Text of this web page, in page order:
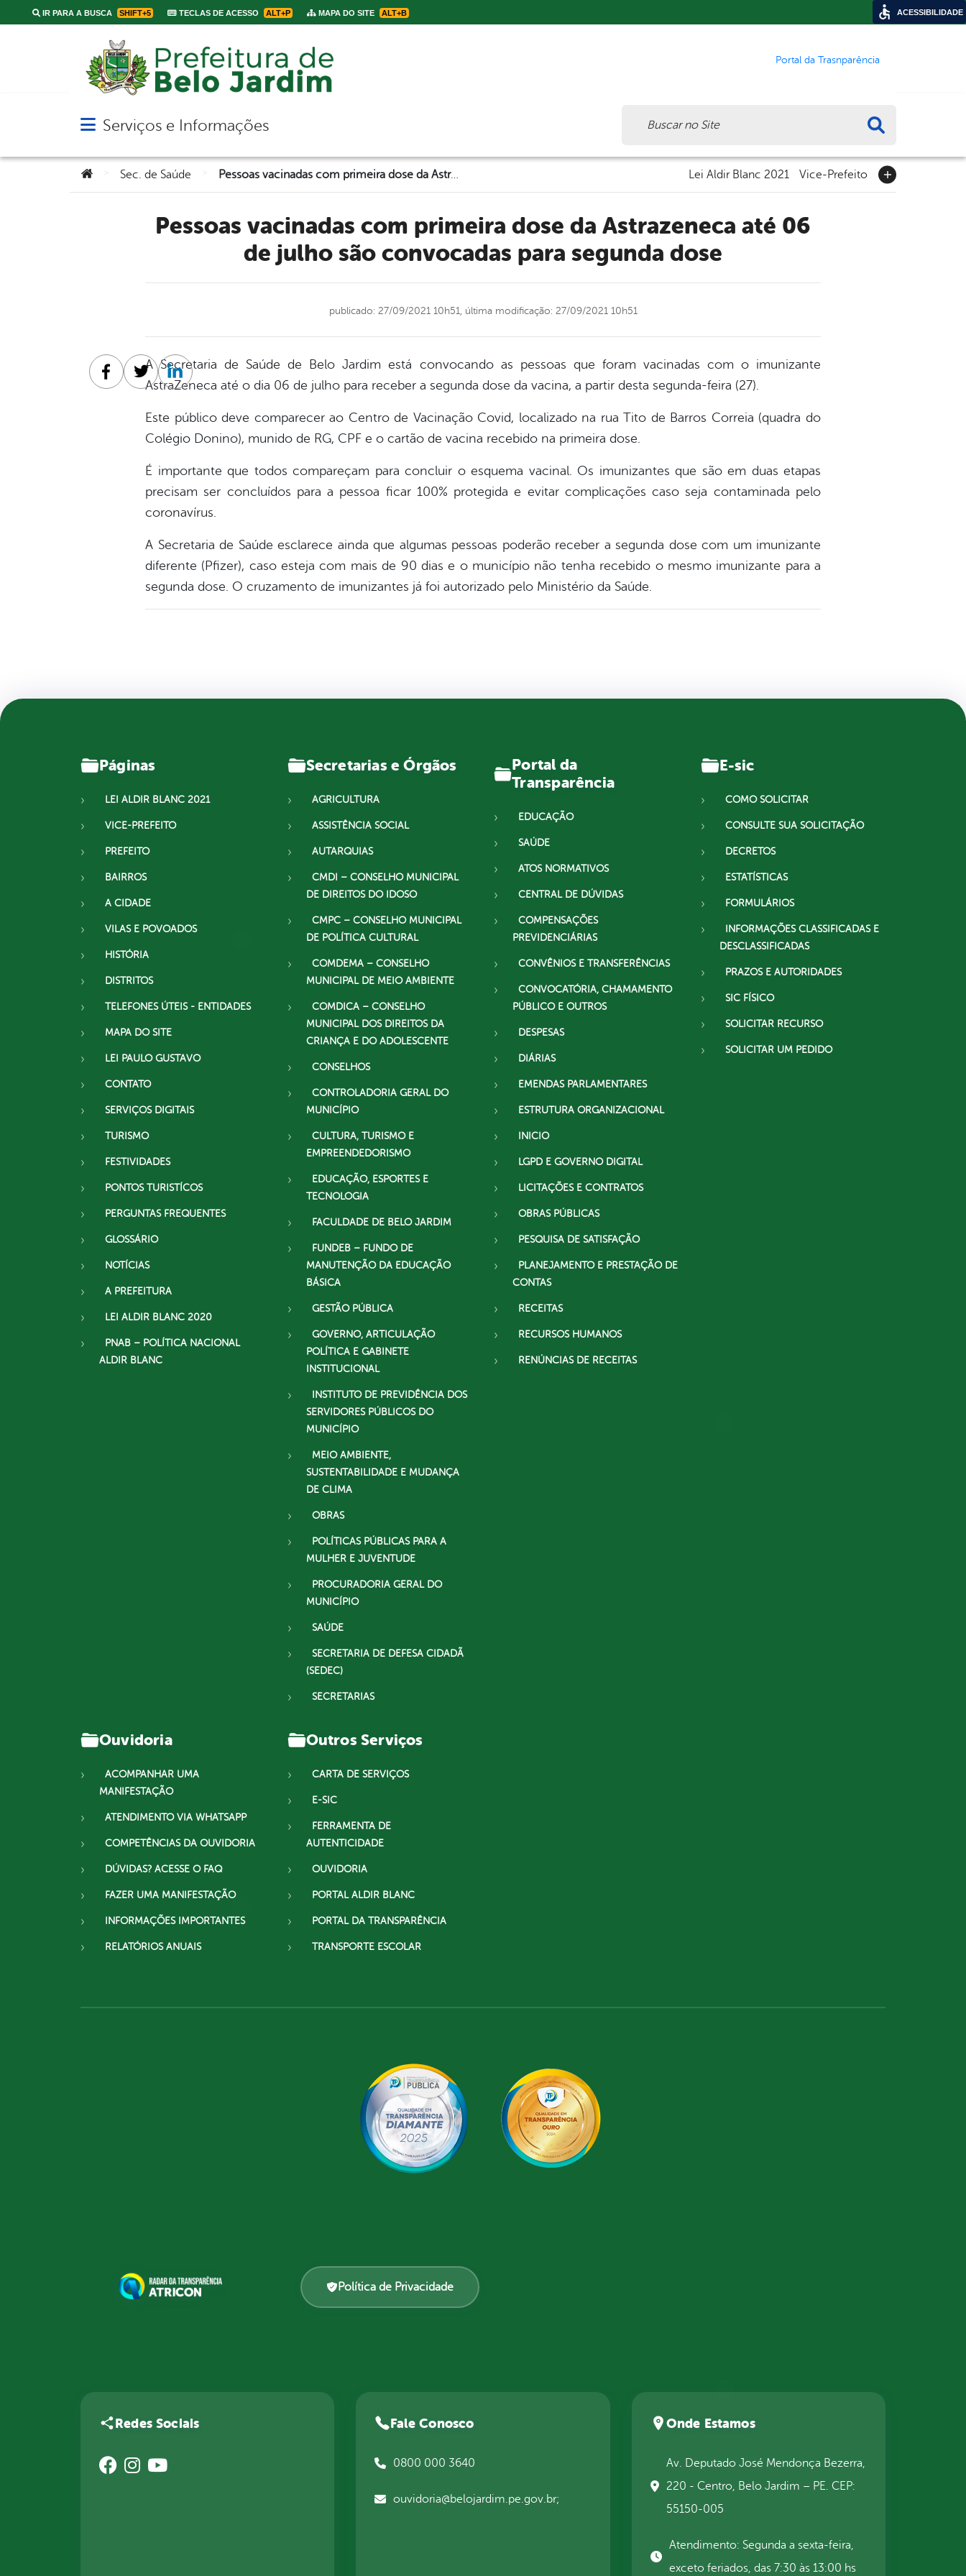
IR PARA A BUSCA SHIFT+5 TECLAS DE ACESSO ALT+P MAPA DO SITE ALT+B
Portal da Trasnparência
Abrir menu principal de navegação
Serviços e Informações
Você está aqui:Sec. de Saúde Pessoas vacinadas com primeira dose da Astrazeneca até 06 de julho são convocadas para segunda dose Lei Aldir Blanc 2021 Vice-Prefeito
Pessoas vacinadas com primeira dose da Astrazeneca até 06
de julho são convocadas para segunda dose
publicado: 27/09/2021 10h51, última modificação: 27/09/2021 10h51
A Secretaria de Saúde de Belo Jardim está convocando as pessoas que foram vacinadas com o imunizante
AstraZeneca até o dia 06 de julho para receber a segunda dose da vacina, a partir desta segunda-feira (27).
Este público deve comparecer ao Centro de Vacinação Covid, localizado na rua Tito de Barros Correia (quadra do
Colégio Donino), munido de RG, CPF e o cartão de vacina recebido na primeira dose.
É importante que todos compareçam para concluir o esquema vacinal. Os imunizantes que são em duas etapas
precisam ser concluídos para a pessoa ficar 100% protegida e evitar complicações caso seja contaminada pelo
coronavírus.
A Secretaria de Saúde esclarece ainda que algumas pessoas poderão receber a segunda dose com um imunizante
diferente (Pfizer), caso esteja com mais de 90 dias e o município não tenha recebido o mesmo imunizante para a
segunda dose. O cruzamento de imunizantes já foi autorizado pelo Ministério da Saúde.
Facebook
TwitterLinkedin
Páginas
LEI ALDIR BLANC 2021
VICE-PREFEITO
PREFEITO
BAIRROS
A CIDADE
VILAS E POVOADOS
HISTÓRIA
DISTRITOS
TELEFONES ÚTEIS - ENTIDADES
MAPA DO SITE
LEI PAULO GUSTAVO
CONTATO
SERVIÇOS DIGITAIS
TURISMO
FESTIVIDADES
PONTOS TURISTÍCOS
PERGUNTAS FREQUENTES
GLOSSÁRIO
NOTÍCIAS
A PREFEITURA
LEI ALDIR BLANC 2020
PNAB – POLÍTICA NACIONAL
ALDIR BLANC
Secretarias e Órgãos
AGRICULTURA
ASSISTÊNCIA SOCIAL
AUTARQUIAS
CMDI – CONSELHO MUNICIPAL
DE DIREITOS DO IDOSO
CMPC – CONSELHO MUNICIPAL
DE POLÍTICA CULTURAL
COMDEMA – CONSELHO
MUNICIPAL DE MEIO AMBIENTE
COMDICA – CONSELHO
MUNICIPAL DOS DIREITOS DA
CRIANÇA E DO ADOLESCENTE
CONSELHOS
CONTROLADORIA GERAL DO
MUNICÍPIO
CULTURA, TURISMO E
EMPREENDEDORISMO
EDUCAÇÃO, ESPORTES E
TECNOLOGIA
FACULDADE DE BELO JARDIM
FUNDEB – FUNDO DE
MANUTENÇÃO DA EDUCAÇÃO
BÁSICA
GESTÃO PÚBLICA
GOVERNO, ARTICULAÇÃO
POLÍTICA E GABINETE
INSTITUCIONAL
INSTITUTO DE PREVIDÊNCIA DOS
SERVIDORES PÚBLICOS DO
MUNICÍPIO
MEIO AMBIENTE,
SUSTENTABILIDADE E MUDANÇA
DE CLIMA
OBRAS
POLÍTICAS PÚBLICAS PARA A
MULHER E JUVENTUDE
PROCURADORIA GERAL DO
MUNICÍPIO
SAÚDE
SECRETARIA DE DEFESA CIDADÃ
(SEDEC)
SECRETARIAS
Portal da
Transparência
EDUCAÇÃO
SAÚDE
ATOS NORMATIVOS
CENTRAL DE DÚVIDAS
COMPENSAÇÕES
PREVIDENCIÁRIAS
CONVÊNIOS E TRANSFERÊNCIAS
CONVOCATÓRIA, CHAMAMENTO
PÚBLICO E OUTROS
DESPESAS
DIÁRIAS
EMENDAS PARLAMENTARES
ESTRUTURA ORGANIZACIONAL
INICIO
LGPD E GOVERNO DIGITAL
LICITAÇÕES E CONTRATOS
OBRAS PÚBLICAS
PESQUISA DE SATISFAÇÃO
PLANEJAMENTO E PRESTAÇÃO DE
CONTAS
RECEITAS
RECURSOS HUMANOS
RENÚNCIAS DE RECEITAS
E-sic
COMO SOLICITAR
CONSULTE SUA SOLICITAÇÃO
DECRETOS
ESTATÍSTICAS
FORMULÁRIOS
INFORMAÇÕES CLASSIFICADAS E
DESCLASSIFICADAS
PRAZOS E AUTORIDADES
SIC FÍSICO
SOLICITAR RECURSO
SOLICITAR UM PEDIDO
Ouvidoria
ACOMPANHAR UMA
MANIFESTAÇÃO
ATENDIMENTO VIA WHATSAPP
COMPETÊNCIAS DA OUVIDORIA
DÚVIDAS? ACESSE O FAQ
FAZER UMA MANIFESTAÇÃO
INFORMAÇÕES IMPORTANTES
RELATÓRIOS ANUAIS
Outros Serviços
CARTA DE SERVIÇOS
E-SIC
FERRAMENTA DE
AUTENTICIDADE
OUVIDORIA
PORTAL ALDIR BLANC
PORTAL DA TRANSPARÊNCIA
TRANSPORTE ESCOLAR
Política de Privacidade
Redes Sociais Fale Conosco
0800 000 3640
ouvidoria@belojardim.pe.gov.br;
Onde Estamos
Av. Deputado José Mendonça Bezerra,
220 - Centro, Belo Jardim – PE. CEP:
55150-005
Atendimento: Segunda a sexta-feira,
exceto feriados, das 7:30 às 13:00 hs
ACESSIBILIDADE